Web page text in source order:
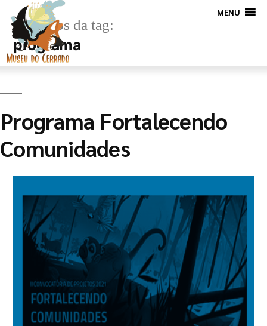
MENU
Arquivos da tag:
programa
Programa Fortalecendo
Comunidades